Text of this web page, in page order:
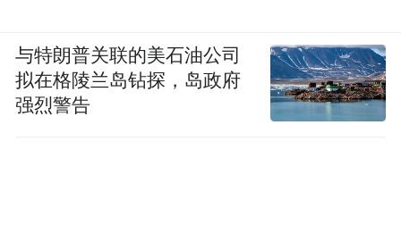
与特朗普关联的美石油公司
拟在格陵兰岛钻探，岛政府
强烈警告